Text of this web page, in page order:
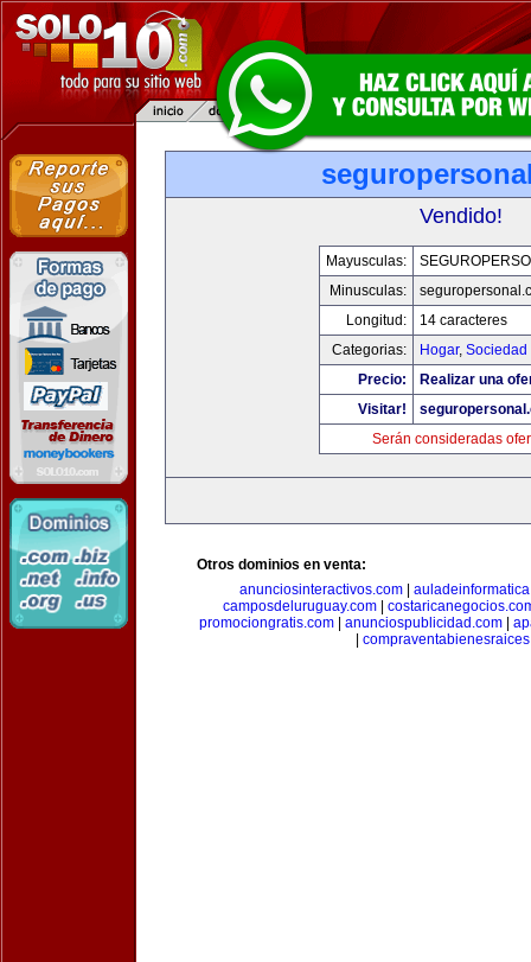
Vendido!
Mayusculas:
Minusculas:
Longitud:
14 caracteres
Categorias:
Hogar, Sociedad
Precio:
Realizar una
Visitar!
Serán consideradas
Otros dominios en venta:
anunciosinteractivos.com|
camposdeluruguay.com|
promociongratis.com
anunciospublicidad.com